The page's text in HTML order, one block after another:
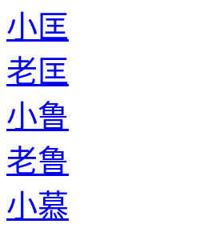
小匡
老匡
小鲁
老鲁
小慕